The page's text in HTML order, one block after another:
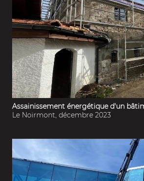
Assainissement énergétique d'un
Le Noirmont, décembre 2023